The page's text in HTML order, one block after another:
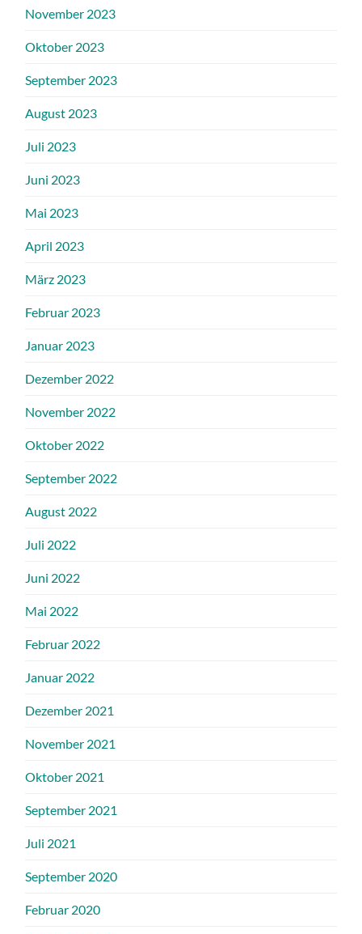
November 2023
Oktober 2023
September 2023
August 2023
Juli 2023
Juni 2023
Mai 2023
April 2023
März 2023
Februar 2023
Januar 2023
Dezember 2022
November 2022
Oktober 2022
September 2022
August 2022
Juli 2022
Juni 2022
Mai 2022
Februar 2022
Januar 2022
Dezember 2021
November 2021
Oktober 2021
September 2021
Juli 2021
September 2020
Februar 2020